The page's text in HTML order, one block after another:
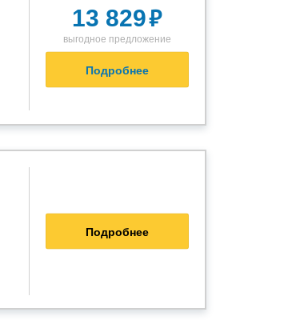
13 829₽
выгодное предложение
Подробнее
Подробнее